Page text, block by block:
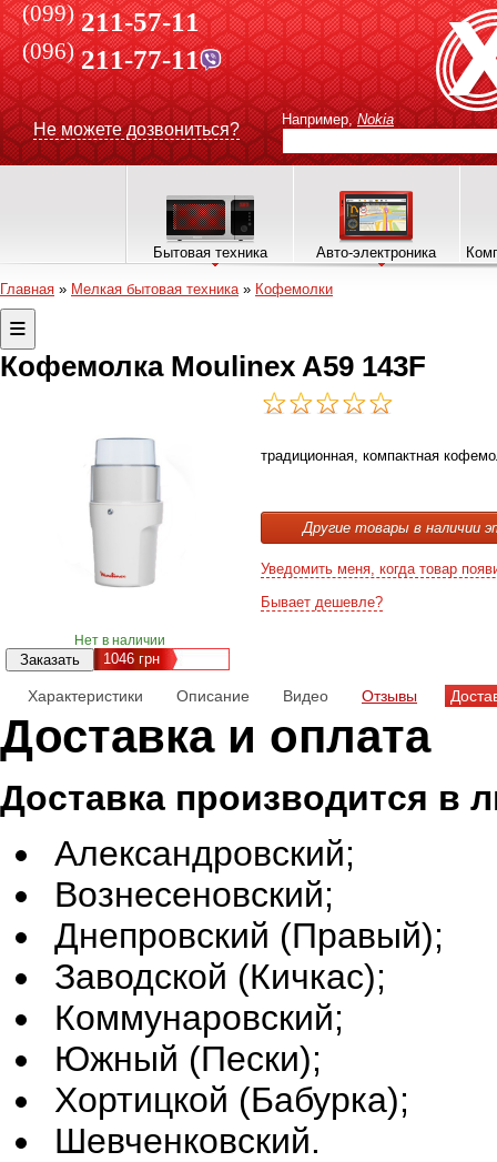
(099) 211-57-11
(096)211-77-11
Не можете дозвониться?
Например, Nokia
Бытовая техника Авто-электроника
Главная » Мелкая бытовая техника» Кофемолки
Кофемолка Moulinex A59 143F
Нет в наличии
1046 грн
традиционная, компактная
Другие товары в наличии
Уведомить меня, когда товар
Бывает дешевле?
Характеристики Описание Видео Отзывы
Доставка и оплата
Доставка производится в
Александровский;
Вознесеновский;
Днепровский (Правый);
Заводской (Кичкас);
Коммунаровский;
Южный (Пески);
Хортицкой (Бабурка);
Шевченковский.